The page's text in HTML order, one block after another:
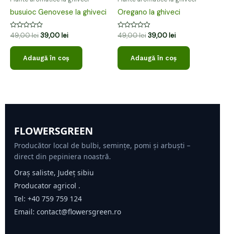
busuioc Genovese la ghiveci
Evaluat
la
0
din
49,00lei 39,00 lei
Adaugă în coș
Oregano la ghiveci
Evaluat
la
0
din
49,00lei 39,00 lei
Adaugă în coș
FLOWERSGREEN
Producător local de bulbi, semințe, pomi și arbuști –
direct din pepiniera noastră.
Oraș saliste, Județ sibiu
Producator agricol .
Tel: +40 759 759 124
Email: contact@flowersgreen.ro